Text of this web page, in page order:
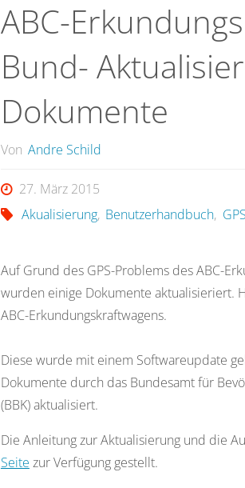
ABC-
Bund-
Dokumente
Von Andre Schild
27. März 2015
Akualisierung, Benutzerhandbuch, GPS
Auf Grund des GPS-Problems des ABC-
wurden einige Dokumente aktualisieriert.
ABC-Erkundungskraftwagens.
Diese wurde mit einem Softwareupdate
Dokumente durch das Bundesamt für
(BBK) aktualisiert.
Die Anleitung zur Aktualisierung und die
Seite zur Verfügung gestellt.